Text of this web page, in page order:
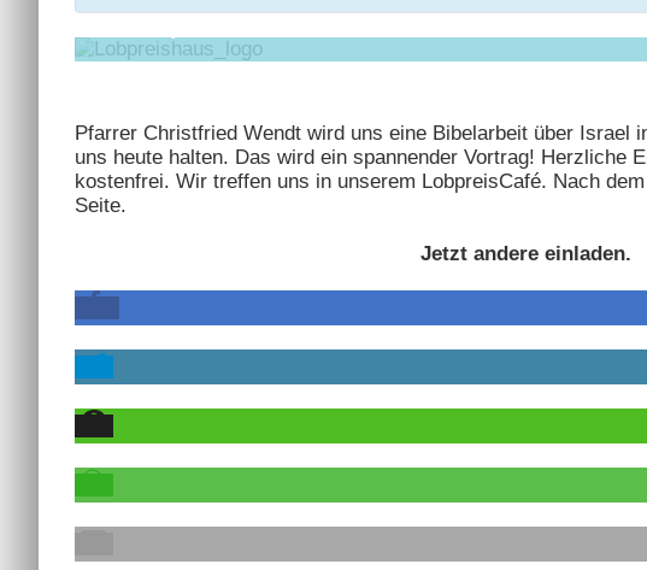
4. September 2020 @ 19:00-21:00
Pfarrer Christfried Wendt wird uns eine Bibelarbeit über Israel
uns heute halten. Das wird ein spannender Vortrag! Herzliche
kostenfrei. Wir treffen uns in unserem LobpreisCafé. Nach
Seite.
Jetzt andere einladen.